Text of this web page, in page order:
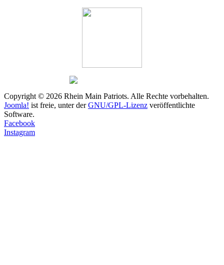
Copyright © 2026 Rhein Main Patriots. Alle Rechte vorbehalten.
Joomla! ist freie, unter derGNU/GPL-Lizenz veröffentlichte
Software.
Facebook
Instagram